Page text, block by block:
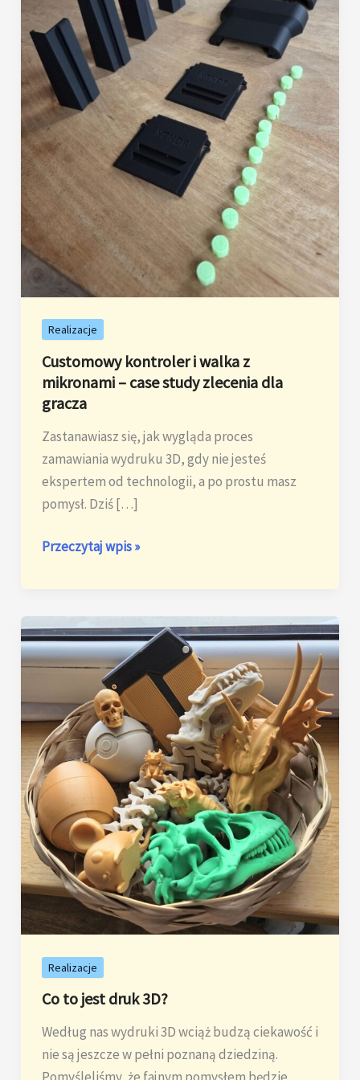
Realizacje
Customowy kontroler i walka z
mikronami – case study zlecenia dla
gracza
Zastanawiasz się, jak wygląda proces
zamawiania wydruku 3D, gdy nie jesteś
ekspertem od technologii, a po prostu masz
pomysł. Dziś […]
Customowy
walka
z
mikronami
case
study
zlecenia
dla
gracza
Przeczytaj wpis »
Realizacje
Co to jest druk 3D?
Według nas wydruki 3D wciąż budzą ciekawość i
nie są jeszcze w pełni poznaną dziedziną.